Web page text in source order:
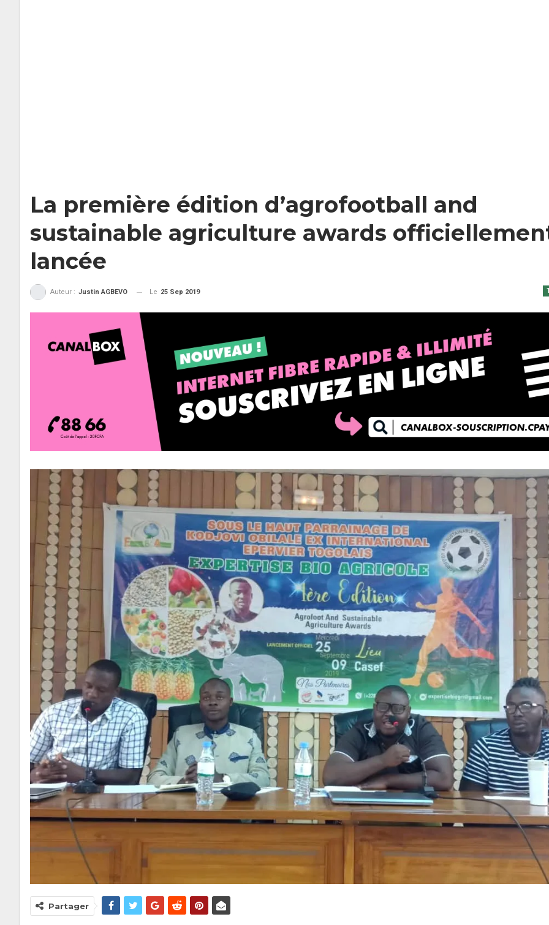
La première édition d’agrofootball and
sustainable agriculture awards
lancée
Auteur : Justin AGBEVO Le 25 Sep 2019
Partager